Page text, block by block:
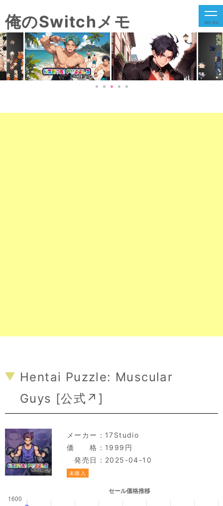
俺のSwitchメモ MENU
Hentai Puzzle: Muscular
Guys [公式↗ ]
メーカー： 17Studio
価 格：1999円
発売日：2025-04-10
未購入